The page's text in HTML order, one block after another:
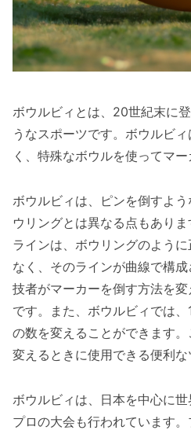
ボウルビィとは、20世紀末に
うなスポーツです。ボウルビ
く、特殊なボウルを使ってマー
ボウルビィは、ピンを倒すよ
ウリングとは異なる点もあり
ラインは、ボウリングのよう
なく、そのラインが曲線で構
技者がマーカーを倒す方法を
です。また、ボウルビィでは
の数を変えることができます
変えるときに使用できる便利な
ボウルビィは、日本を中心に世
プロの大会も行われています